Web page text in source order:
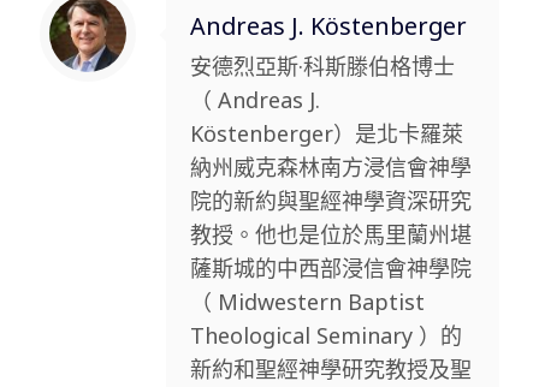
Andreas J. Köstenberger
安德烈亞斯·科斯滕伯格博士
（ Andreas J.
Köstenberger）是北卡羅萊
納州威克森林南方浸信會神學
院的新約與聖經神學資深研究
教授。他也是位於馬里蘭州堪
薩斯城的中西部浸信會神學院
（ Midwestern Baptist
Theological Seminary ）的
新約和聖經神學研究教授及聖